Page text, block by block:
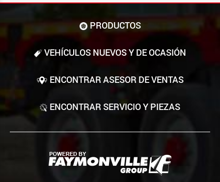
PRODUCTOS
VEHÍCULOS NUEVOS Y DE OCASIÓN
ENCONTRAR ASESOR DE VENTAS
ENCONTRAR SERVICIO Y PIEZAS